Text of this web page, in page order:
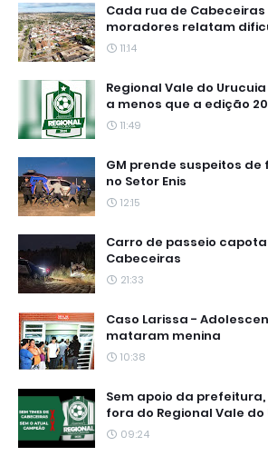
Cada rua de Cabeceiras
moradores relatam
11:14
Regional Vale do
a menos que a edição
11:49
GM prende suspeitos
no Setor Enis
12:15
Carro de passeio capota
Cabeceiras
21:33
Caso Larissa -
mataram menina
10:38
Sem apoio da
fora do Regional Vale do
09:24